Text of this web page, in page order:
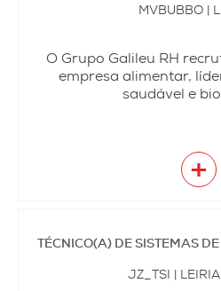
MVBUBBO |
O Grupo Galileu RH
empresa alimentar,
saudável e
+
TÉCNICO(A) DE SISTEMAS
JZ_TSI |